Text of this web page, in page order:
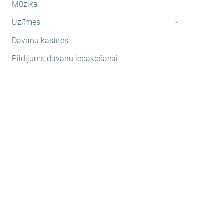
Mūzika
Uzlīmes
›
Dāvanu kastītes
Pildījums dāvanu iepakošanai